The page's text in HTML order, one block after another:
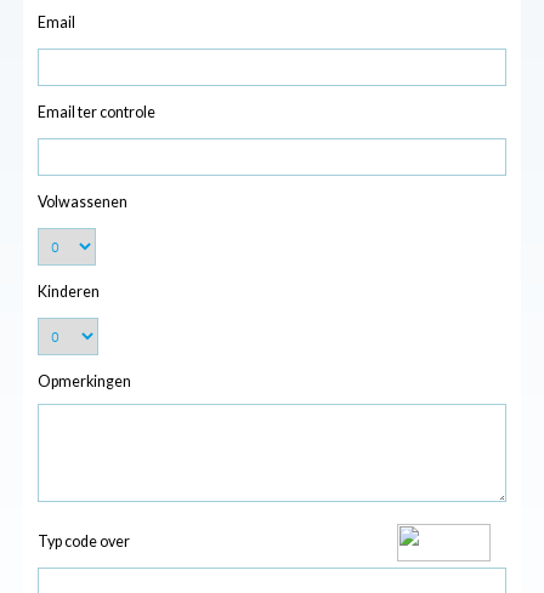
Email
Email ter controle
Volwassenen
Kinderen
Opmerkingen
Typ code over